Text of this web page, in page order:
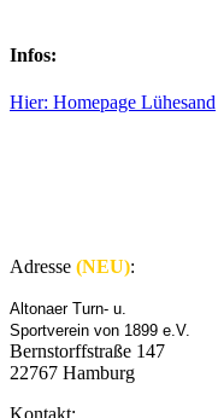
Infos:
Hier: Homepage Lühesand
Adresse (NEU):
Altonaer Turn- u.
Sportverein von 1899 e.V.
Bernstorffstraße 147
22767 Hamburg